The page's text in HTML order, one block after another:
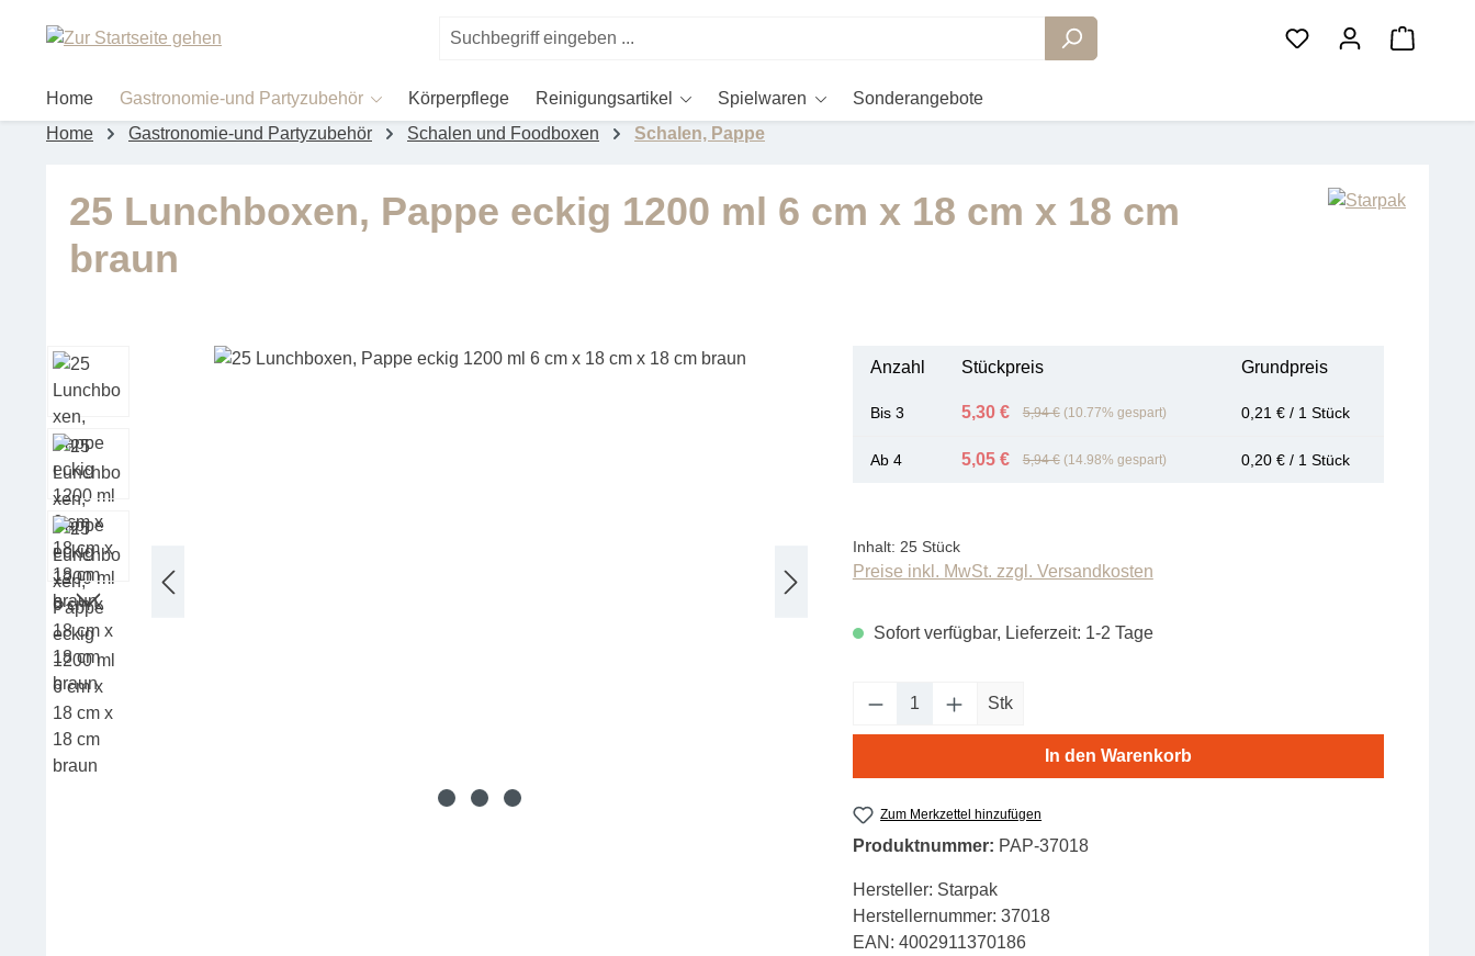
Hauptinhalt springen
Zur Suche springen
Home Gastronomie-und Partyzubehör Körperpflege Reinigungsartikel Spielwaren
Sonderangebote
Home
Gastronomie-und Partyzubehör Schalen und Foodboxen Schalen, Pappe
25 Lunchboxen, Pappe eckig 1200 ml 6 cm x 18 cm x 18 cm
braun
Bildergalerie überspringen
Anzahl Stückpreis Grundpreis
Bis 3 5,30 € 5,94 € (10.77% gespart) 0,21 € / 1 Stück
Ab 4 5,05 € 5,94 € (14.98% gespart) 0,20 € / 1 Stück
Inhalt: 25 Stück
Preise inkl. MwSt. zzgl. Versandkosten
Sofort verfügbar, Lieferzeit: 1-2 Tage
Produkt Anzahl: Gib den gewünschten Wert ein
Stk
In den Warenkorb
Zum Merkzettel hinzufügen
Produktnummer: PAP-37018
Hersteller: Starpak
Herstellernummer: 37018
EAN: 4002911370186